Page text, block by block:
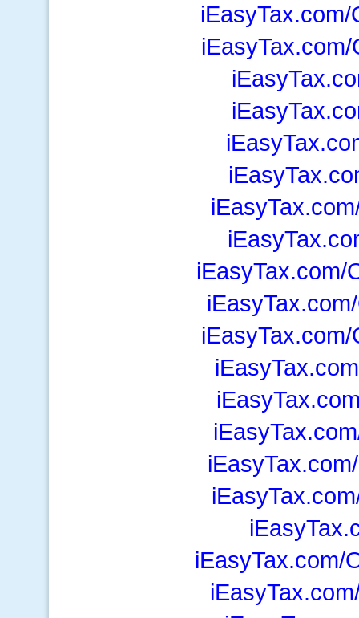
iEasyTax.com/
iEasyTax.com/